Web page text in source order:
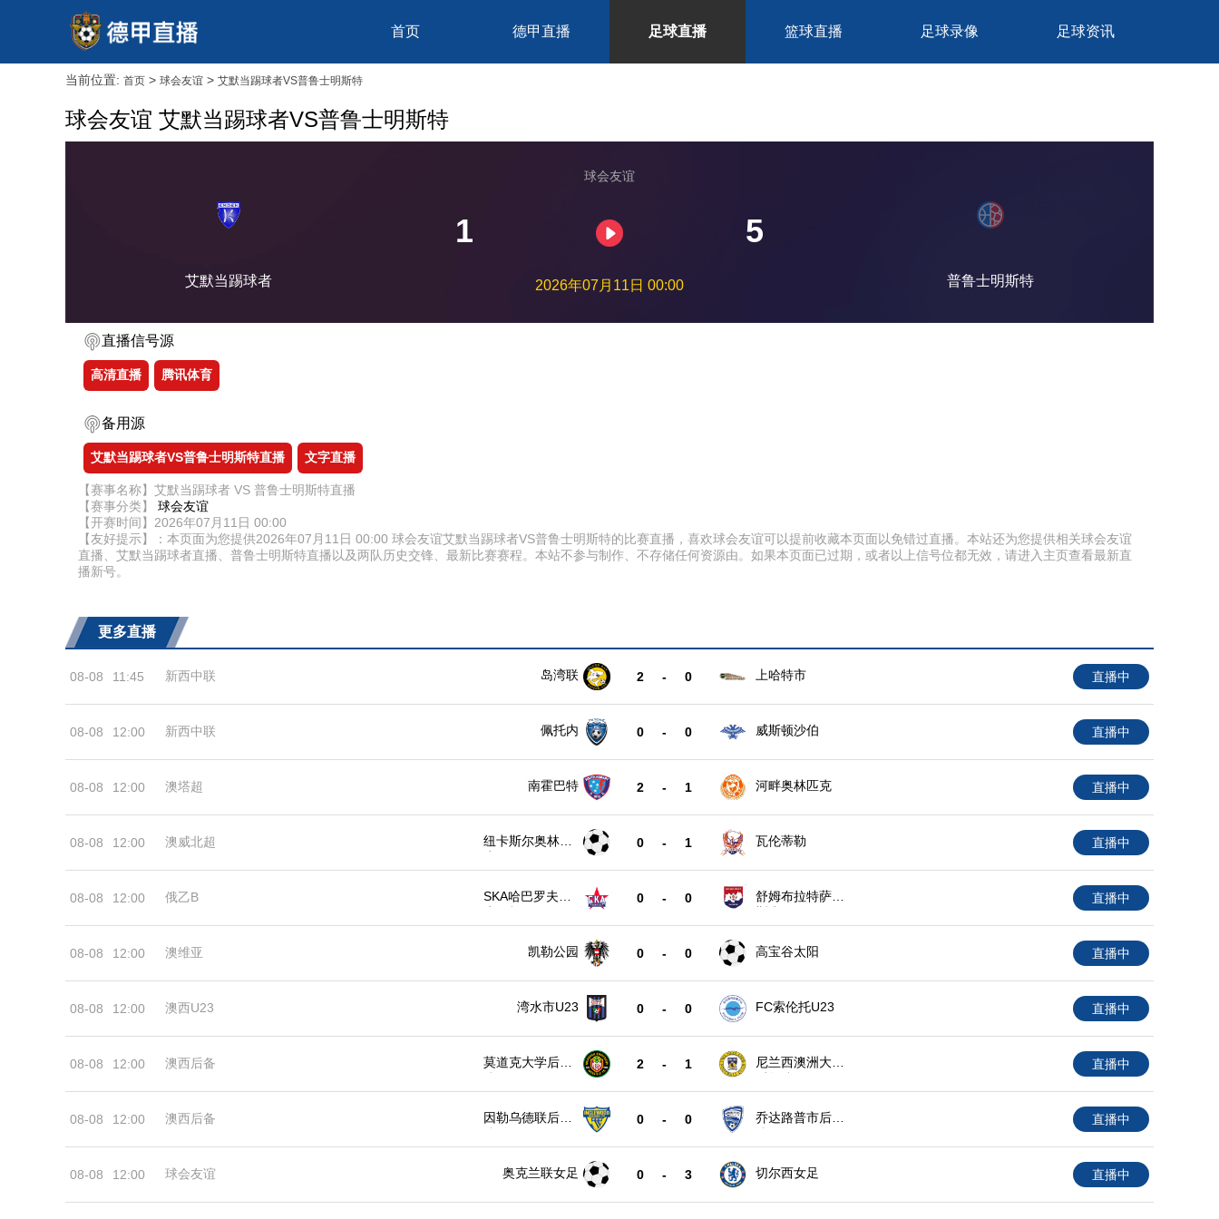
首页 德甲直播 足球直播 篮球直播 足球录像 足球资讯
当前位置: 首页 > 球会友谊 > 艾默当踢球者VS普鲁士明斯特
球会友谊 艾默当踢球者VS普鲁士明斯特
艾默当踢球者
球会友谊
1 5
2026年07月11日 00:00 普鲁士明斯特
直播信号源
高清直播 腾讯体育
备用源
艾默当踢球者VS普鲁士明斯特直播 文字直播
【赛事名称】艾默当踢球者 VS 普鲁士明斯特直播
【赛事分类】 球会友谊
【开赛时间】2026年07月11日 00:00
【友好提示】：本页面为您提供2026年07月11日 00:00 球会友谊艾默当踢球者VS普鲁士明斯特的比赛直播，喜欢球会友谊可以提前收藏本页面以免错过直播。本站还为您提供相关球会友谊
直播、艾默当踢球者直播、普鲁士明斯特直播以及两队历史交锋、最新比赛赛程。本站不参与制作、不存储任何资源由。如果本页面已过期，或者以上信号位都无效，请进入主页查看最新直
播新号。
更多直播
08-08 11:45 新西中联 岛湾联 2 - 0 上哈特市 直播中
08-08 12:00 新西中联 佩托内 0 - 0 威斯顿沙伯 直播中
08-08 12:00 澳塔超 南霍巴特 2 - 1 河畔奥林匹克 直播中
08-08 12:00 澳威北超
纽卡斯尔奥林匹
0 - 1 瓦伦蒂勒 直播中
08-08 12:00 俄乙B
SKA哈巴罗夫斯
0 - 0
舒姆布拉特萨兰
直播中
08-08 12:00 澳维亚 凯勒公园 0 - 0 高宝谷太阳 直播中
08-08 12:00 澳西U23 湾水市U23 0 - 0 FC索伦托U23 直播中
08-08 12:00 澳西后备
莫道克大学后备
2 - 1
尼兰西澳洲大学
直播中
08-08 12:00 澳西后备
因勒乌德联后备
0 - 0
乔达路普市后备
直播中
08-08 12:00 球会友谊 奥克兰联女足 0 - 3 切尔西女足 直播中